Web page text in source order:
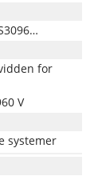
for
V
systemer